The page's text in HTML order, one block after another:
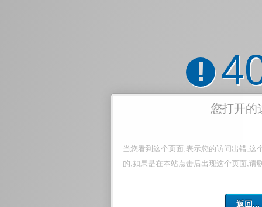
!
您打开的
当您看到这个页面,表示您的访问出错,这
的,如果是在本站点击后出现这个页面,请
返回...